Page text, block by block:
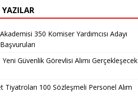
YAZILAR
350 Komiser Yardımcısı Adayı
Başvuruları
Yeni Güvenlik Görevlisi Alımı Gerçekleşecek
Tiyatroları 100 Sözleşmeli Personel Alım